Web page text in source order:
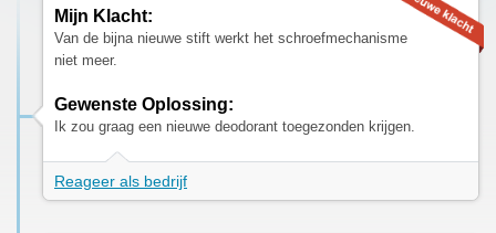
Mijn Klacht:
Van de bijna nieuwe stift werkt het schroefmechanisme
niet meer.
Gewenste Oplossing:
Ik zou graag een nieuwe deodorant toegezonden krijgen.
Reageer als bedrijf